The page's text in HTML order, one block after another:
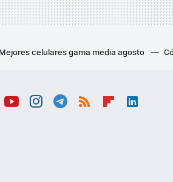
Mejores celulares gama media agosto